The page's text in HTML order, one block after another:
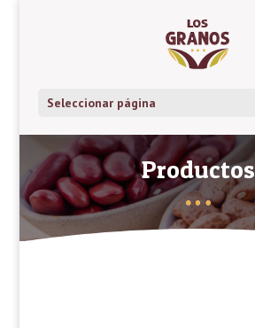
Seleccionar página
Productos